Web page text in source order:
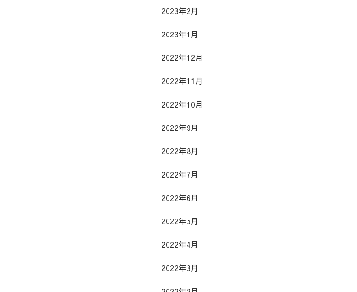
2023年2月
2023年1月
2022年12月
2022年11月
2022年10月
2022年9月
2022年8月
2022年7月
2022年6月
2022年5月
2022年4月
2022年3月